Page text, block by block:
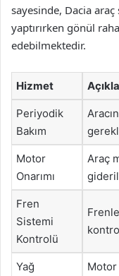
sayesinde, Dacia araç
yaptırırken gönül
edebilmektedir.
Hizmet
Periyodik
Bakım
Motor
Onarımı
Araç
Fren
Sistemi
Kontrolü
Yağ
Motor